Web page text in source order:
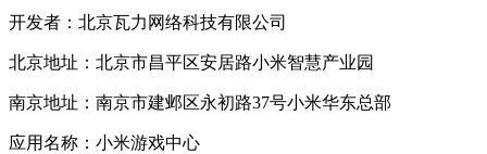
开发者：北京瓦力网络科技有限公司
北京地址：北京市昌平区安居路小米智慧产业园
南京地址：南京市建邺区永初路37号小米华东总部
应用名称：小米游戏中心